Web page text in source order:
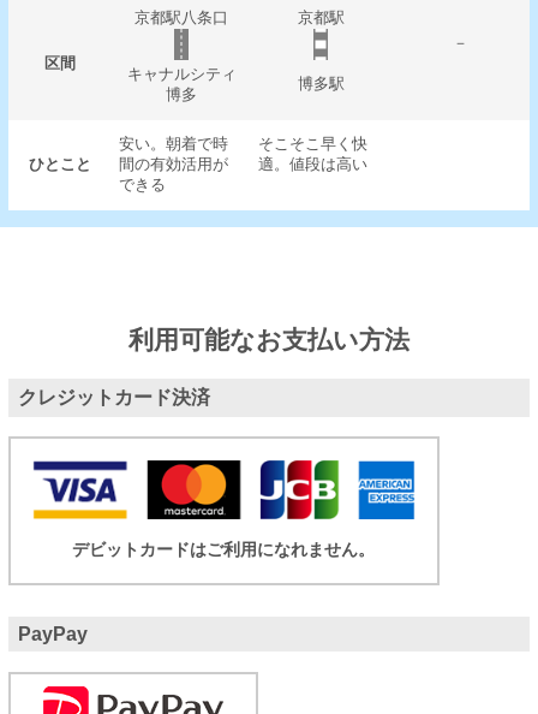
区間
京都駅八条口
京都駅
－
キャナルシティ
博多
博多駅
ひとこと
安い。朝着で時
間の有効活用が
できる
そこそこ早く快
適。値段は高い
利用可能なお支払い方法
クレジットカード決済
デビットカードはご利用になれません。
PayPay